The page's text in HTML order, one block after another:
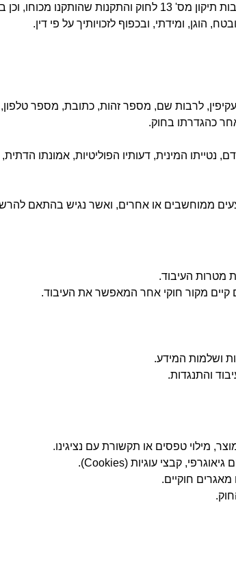
הוגן, ומידתי, ובכפוף לזכויותיך על פי דין.
לרבות שם, מספר זהות, כתובת, מספר טלפון,
אחר כהגדרתו בחוק.
נטייתו המינית, דעותיו הפוליטיות, אמונתו
ממוחשבים או אחרים, ואשר נגיש בהתאם
מטרות העיבוד.
מקור חוקי אחר המאפשר את העיבוד.
ושלמות המידע.
והתנגדות.
מילוי טפסים או תקשורת עם נציגינו.
חוקיים.